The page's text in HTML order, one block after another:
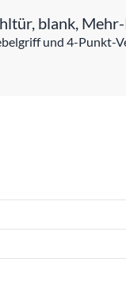
blank,
und 4-Punkt-